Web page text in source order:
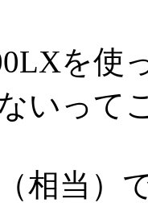
を使
いって
相当）